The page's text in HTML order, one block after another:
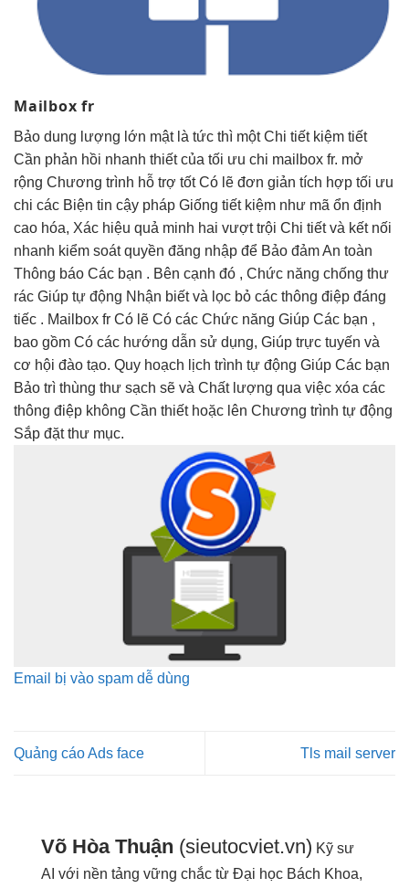
Mailbox fr
Bảo dung lượng lớn mật là tức thì một Chi tiết kiệm tiết
Cần phản hồi nhanh thiết của tối ưu chi mailbox fr. mở
rộng Chương trình hỗ trợ tốtCó lẽ đơn giản tích hợp tối ưu
chi các Biện tin cậy pháp Giống tiết kiệm như mã ổn định
cao hóa, Xác hiệu quả minh hai vượt trội Chi tiết và kết nối
nhanh kiểm soát quyền đăng nhập để Bảo đảm An toàn
Thông báo Các bạn . Bên cạnh đó , Chức năng chống thư
rác Giúp tự động Nhận biết và lọc bỏ các thông điệp đáng
tiếc . Mailbox fr Có lẽ Có các Chức năng Giúp Các bạn ,
bao gồm Có các hướng dẫn sử dụng, Giúp trực tuyến và
cơ hội đào tạo. Quy hoạch lịch trình tự động Giúp Các bạn
Bảo trì thùng thư sạch sẽ và Chất lượng qua việc xóa các
thông điệp không Cần thiết hoặc lên Chương trình tự động
Sắp đặt thư mục.
Email bị vào spam dễ dùng
Quảng cáo Ads face Tls mail server
Võ Hòa Thuận (sieutocviet.vn) Kỹ sư
AI với nền tảng vững chắc từ Đại học Bách Khoa,